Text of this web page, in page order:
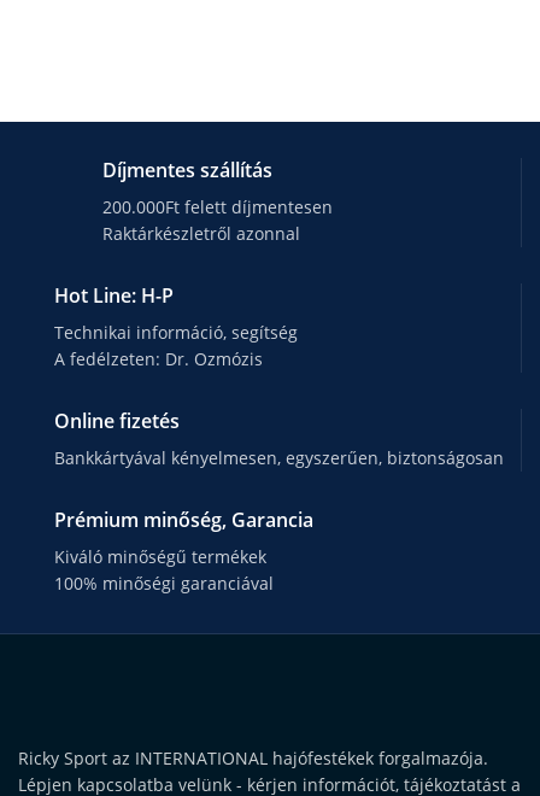
Díjmentes szállítás
200.000Ft felett díjmentesen
Raktárkészletről azonnal
Hot Line: H-P
Technikai információ, segítség
A fedélzeten: Dr. Ozmózis
Online fizetés
Bankkártyával kényelmesen, egyszerűen, biztonságosan
Prémium minőség, Garancia
Kiváló minőségű termékek
100% minőségi garanciával
Ricky Sport az INTERNATIONAL hajófestékek forgalmazója.
Lépjen kapcsolatba velünk - kérjen információt, tájékoztatást a